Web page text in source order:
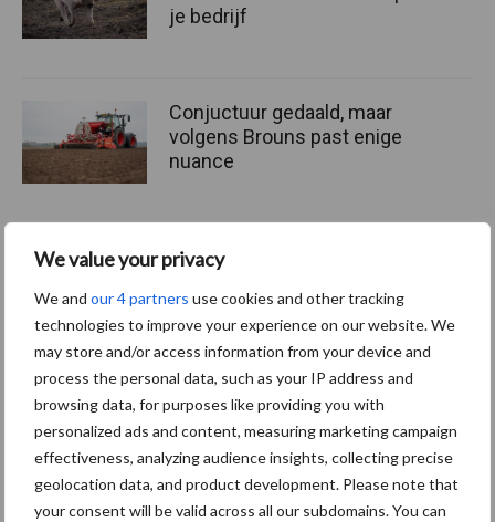
We value your privacy
We and our 4 partners use cookies and other tracking
technologies to improve your experience on our website. We
may store and/or access information from your device and
process the personal data, such as your IP address and
browsing data, for purposes like providing you with
personalized ads and content, measuring marketing campaign
effectiveness, analyzing audience insights, collecting precise
geolocation data, and product development. Please note that
your consent will be valid across all our subdomains. You can
je bedrijf
Conjuctuur gedaald, maar
volgens Brouns past enige
nuance
Belgische
in Azië tijdens FHA
Singapore
Meer lezen over:
Maak uw keuze